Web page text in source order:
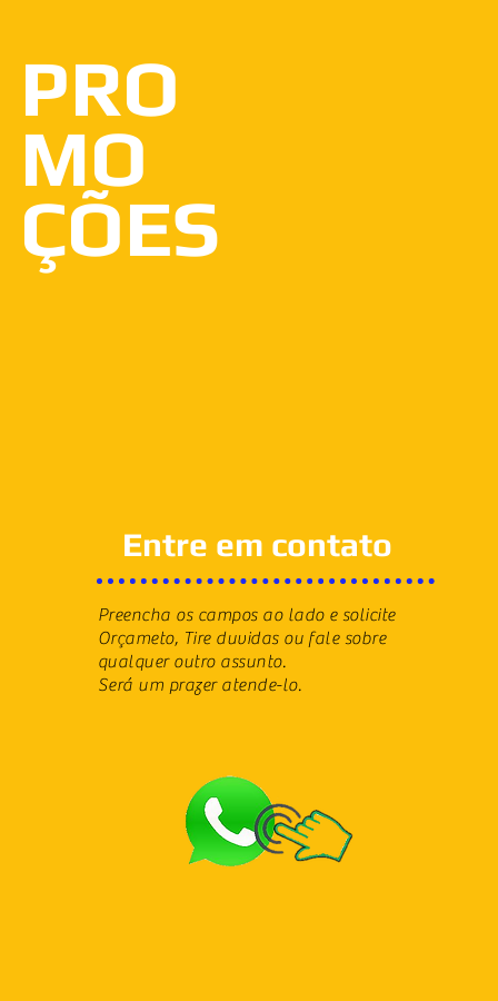
PRO
MO
ÇÕES
Entre em contato
Preencha os campos ao lado e solicite
Orçameto, Tire duvidas ou fale sobre
qualquer outro assunto.
Será um prazer atende-lo.